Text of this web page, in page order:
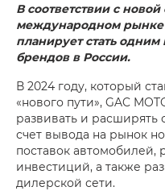
В соответствии с
международном рынке
планирует стать
брендов в России.
В 2024 году, который
«нового пути», GAC
развивать и расширять
счет вывода на рынок
поставок автомобилей,
инвестиций, а также
дилерской сети.